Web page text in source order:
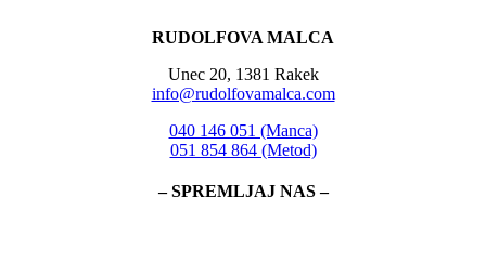
RUDOLFOVA MALCA
Unec 20, 1381 Rakek
info@rudolfovamalca.com
040 146 051 (Manca)
051 854 864 (Metod)
– SPREMLJAJ NAS –